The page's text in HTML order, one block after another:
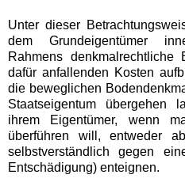
Unter dieser
dem Grundeigentümer
Rahmens denkmalrechtliche
dafür anfallenden Kosten
die beweglichen
Staatseigentum übergehen
ihrem Eigentümer, wenn
überführen will, entweder
selbstverständlich gegen
Entschädigung) enteignen.